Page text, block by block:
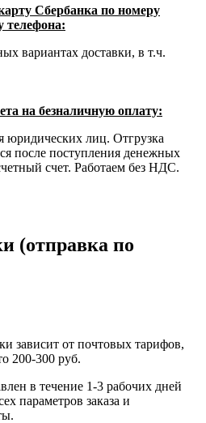
Сбербанка по номеру
телефона:
вариантах доставки, в т.ч.
на безналичную оплату:
юридических лиц. Отгрузка
после поступления денежных
счет. Работаем без НДС.
(отправка по
зависит от почтовых тарифов,
200-300 руб.
в течение 1-3 рабочих дней
параметров заказа и